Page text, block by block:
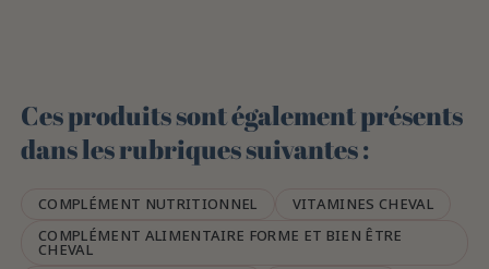
Ces produits sont également présents
dans les rubriques suivantes :
COMPLÉMENT NUTRITIONNEL
VITAMINES CHEVAL
COMPLÉMENT ALIMENTAIRE FORME ET BIEN ÊTRE
CHEVAL